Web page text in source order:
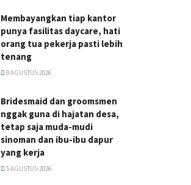
Membayangkan tiap kantor
punya fasilitas daycare, hati
orang tua pekerja pasti lebih
tenang
9 AGUSTUS 2026
Bridesmaid dan groomsmen
nggak guna di hajatan desa,
tetap saja muda-mudi
sinoman dan ibu-ibu dapur
yang kerja
5 AGUSTUS 2026